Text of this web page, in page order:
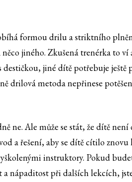
formou drilu a striktního
jiného. Zkušená trenérka to
jiné dítě potřebuje ještě
drilová metoda nepřinese
ne. Ale může se stát, že dítě
a řešení, aby se dítě cítilo
instruktory. Pokud
nápaditost při dalších lekcích,